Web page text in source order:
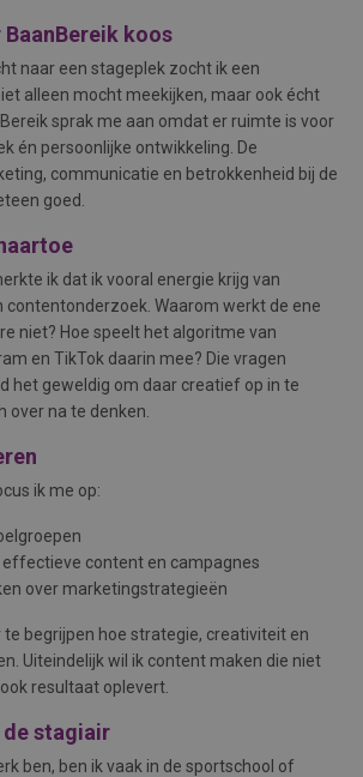
koos
naar een stageplek zocht ik een
alleen mocht meekijken, maar ook écht
sprak me aan omdat er ruimte is voor
én persoonlijke ontwikkeling. De
communicatie en betrokkenheid bij de
goed.
ik dat ik vooral energie krijg van
contentonderzoek. Waarom werkt de ene
niet? Hoe speelt het algoritme van
en TikTok daarin mee? Die vragen
het geweldig om daar creatief op in te
over na te denken.
ik me op:
effectieve content en campagnes
over marketingstrategieën
te begrijpen hoe strategie, creativiteit en
Uiteindelijk wil ik content maken die niet
resultaat oplevert.
de stagiair
ben, ben ik vaak in de sportschool of